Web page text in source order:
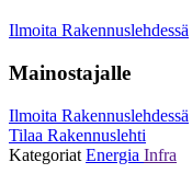
Ilmoita Rakennuslehdessä
Mainostajalle
Ilmoita Rakennuslehdessä
Tilaa Rakennuslehti
Kategoriat Energia Infra